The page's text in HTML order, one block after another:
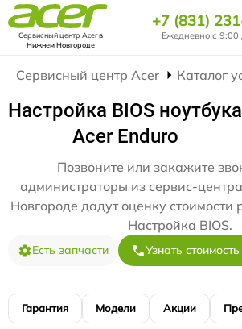
Сервисный центр Acerв
Нижнем Новгороде
+7 (831)
Ежедневно с 9:00
Сервисный центр Acer Каталог
Настройка BIOS ноутбука
Acer Enduro
Позвоните или закажите
администраторы из сервис-
Новгороде дадут оценку стоимости
Настройка BIOS.
Есть запчасти Узнать стоимость
Гарантия Модели Акции